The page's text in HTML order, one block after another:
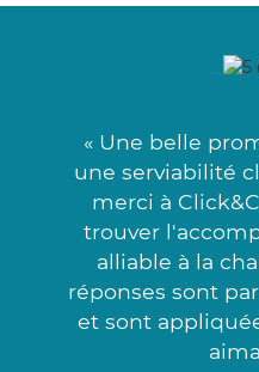
« Une belle
une serviabilité
merci à
trouver
alliable à la
réponses sont
et sont